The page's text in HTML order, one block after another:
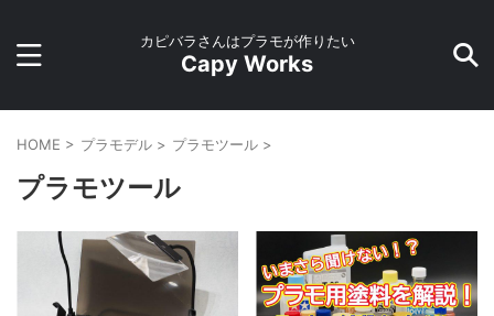
カピバラさんはプラモが作りたい
Capy Works
HOME > プラモデル > プラモツール >
プラモツール